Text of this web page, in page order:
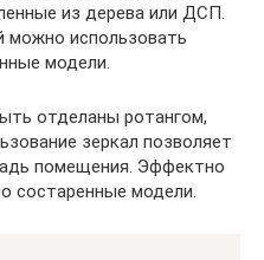
из дерева или ДСП.
можно использовать
модели.
отделаны ротангом,
зеркал позволяет
помещения. Эффектно
состаренные модели.